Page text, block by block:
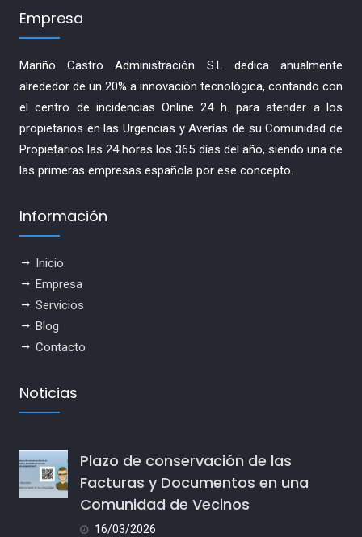
Empresa
Mariño Castro Administración S.L dedica anualmente
alrededor de un 20% a innovación tecnológica, contando con
el centro de incidencias Online 24 h. para atender a los
propietarios en las Urgencias y Averías de su Comunidad de
Propietarios las 24 horas los 365 días del año, siendo una de
las primeras empresas española por ese concepto.
Información
Inicio
Empresa
Servicios
Blog
Contacto
Noticias
Plazo de conservación de las
Facturas y Documentos en una
Comunidad de Vecinos
16/03/2026